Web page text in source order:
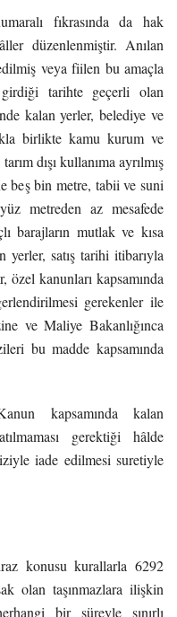
fıkrasında da hak
düzenlenmiştir. Anılan
veya fiilen bu amaçla
tarihte geçerli olan
kalan yerler, belediye ve
birlikte kamu kurum ve
dışı kullanıma ayrılmış
beş bin metre, tabii ve suni
metreden az mesafede
barajların mutlak ve kısa
yerler, satış tarihi itibarıyla
özel kanunları kapsamında
gerekenler ile
ve Maliye Bakanlığınca
bu madde kapsamında
kapsamında kalan
gerektiği hâlde
iade edilmesi suretiyle
konusu kurallarla 6292
olan taşınmazlara ilişkin
bir süreyle sınırlı